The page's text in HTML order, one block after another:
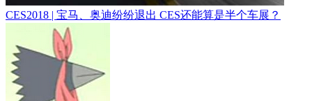
CES2018 | 宝马、奥迪纷纷退出 CES还能算是半个车展？